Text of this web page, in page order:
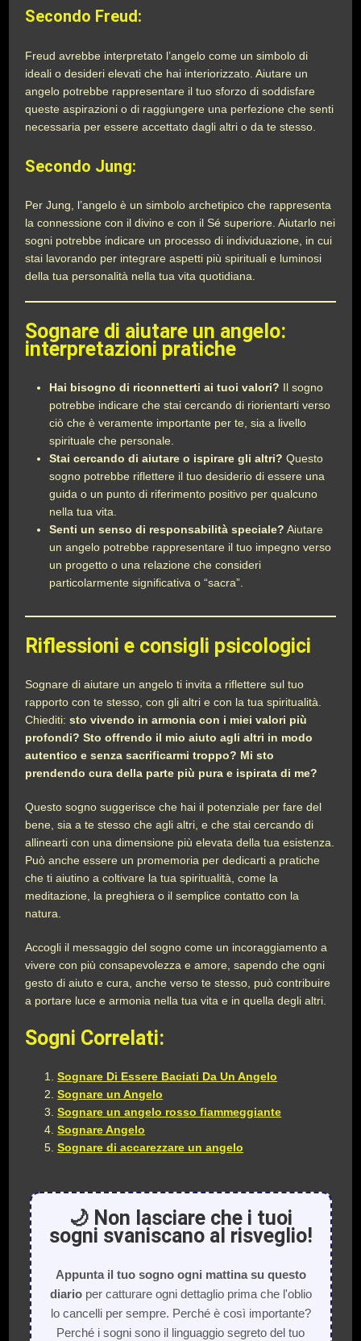
Secondo Freud:
Freud avrebbe interpretato l’angelo come un simbolo di
ideali o desideri elevati che hai interiorizzato. Aiutare un
angelo potrebbe rappresentare il tuo sforzo di soddisfare
queste aspirazioni o di raggiungere una perfezione che senti
necessaria per essere accettato dagli altri o da te stesso.
Secondo Jung:
Per Jung, l’angelo è un simbolo archetipico che rappresenta
la connessione con il divino e con il Sé superiore. Aiutarlo nei
sogni potrebbe indicare un processo di individuazione, in cui
stai lavorando per integrare aspetti più spirituali e luminosi
della tua personalità nella tua vita quotidiana.
Sognare di aiutare un angelo:
interpretazioni pratiche
Hai bisogno di riconnetterti ai tuoi valori? Il sogno
potrebbe indicare che stai cercando di riorientarti verso
ciò che è veramente importante per te, sia a livello
spirituale che personale.
Stai cercando di aiutare o ispirare gli altri? Questo
sogno potrebbe riflettere il tuo desiderio di essere una
guida o un punto di riferimento positivo per qualcuno
nella tua vita.
Senti un senso di responsabilità speciale? Aiutare
un angelo potrebbe rappresentare il tuo impegno verso
un progetto o una relazione che consideri
particolarmente significativa o “sacra”.
Riflessioni e consigli psicologici
Sognare di aiutare un angelo ti invita a riflettere sul tuo
rapporto con te stesso, con gli altri e con la tua spiritualità.
Chiediti:sto vivendo in armonia con i miei valori più
profondi? Sto offrendo il mio aiuto agli altri in modo
autentico e senza sacrificarmi troppo? Mi sto
prendendo cura della parte più pura e ispirata di me?
Questo sogno suggerisce che hai il potenziale per fare del
bene, sia a te stesso che agli altri, e che stai cercando di
allinearti con una dimensione più elevata della tua esistenza.
Può anche essere un promemoria per dedicarti a pratiche
che ti aiutino a coltivare la tua spiritualità, come la
meditazione, la preghiera o il semplice contatto con la
natura.
Accogli il messaggio del sogno come un incoraggiamento a
vivere con più consapevolezza e amore, sapendo che ogni
gesto di aiuto e cura, anche verso te stesso, può contribuire
a portare luce e armonia nella tua vita e in quella degli altri.
Sogni Correlati:
Sognare Di Essere Baciati Da Un Angelo
Sognare un Angelo
Sognare un angelo rosso fiammeggiante
Sognare Angelo
Sognare di accarezzare un angelo
🌙 Non lasciare che i tuoi
sogni svaniscano al risveglio!
Appunta il tuo sogno ogni mattina su questo
diarioper catturare ogni dettaglio prima che l'oblio
lo cancelli per sempre. Perché è così importante?
Perché i sogni sono il linguaggio segreto del tuo